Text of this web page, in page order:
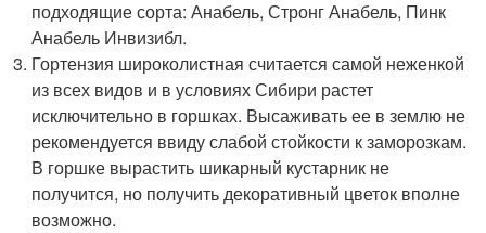
подходящие сорта: Анабель, Стронг Анабель, Пинк
Анабель Инвизибл.
Гортензия широколистная считается самой неженкой
из всех видов и в условиях Сибири растет
исключительно в горшках. Высаживать ее в землю не
рекомендуется ввиду слабой стойкости к заморозкам.
В горшке вырастить шикарный кустарник не
получится, но получить декоративный цветок вполне
возможно.